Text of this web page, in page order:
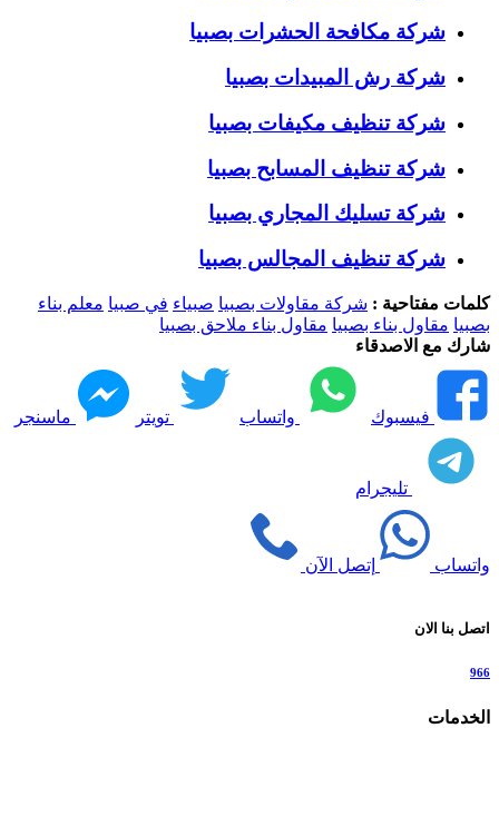
شركة مكافحة الحشرات بصبيا
شركة رش المبيدات بصبيا
شركة تنظيف مكيفات بصبيا
شركة تنظيف المسابح بصبيا
شركة تسليك المجاري بصبيا
شركة تنظيف المجالس بصبيا
كلمات مفتاحية : شركة مقاولات بصبيا صبياء في صبيا معلم بناء
بصبيا مقاول بناء بصبيا مقاول بناء ملاحق بصبيا
شارك مع الاصدقاء
فيسبوك واتساب تويتر ماسنجر
تليجرام
واتساب إتصل الآن
اتصل بنا الان
966
الخدمات